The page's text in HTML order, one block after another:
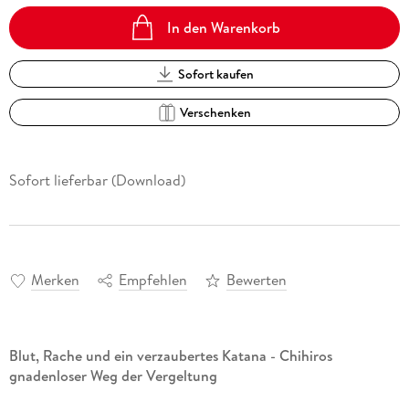
In den Warenkorb
Sofort kaufen
Verschenken
Sofort lieferbar (Download)
Merken Empfehlen Bewerten
Blut, Rache und ein verzaubertes Katana - Chihiros
gnadenloser Weg der Vergeltung